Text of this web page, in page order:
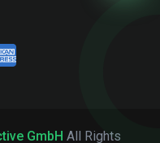
GmbH All Rights